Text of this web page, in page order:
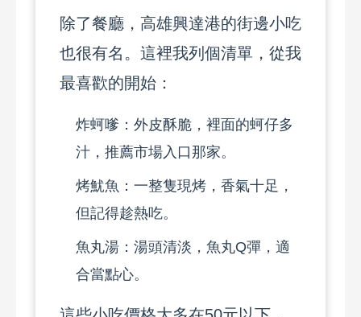
除了餐廳，高雄興達港的街邊小吃
也很有名。這裡我列個清單，從我
最喜歡的開始：
炸蚵嗲：外皮酥脆，裡面的蚵仔多
汁，推薦市場入口那家。
烤魷魚：一整隻現烤，香氣十足，
但記得趁熱吃。
魚丸湯：湯頭清淡，魚丸Q彈，適
合當點心。